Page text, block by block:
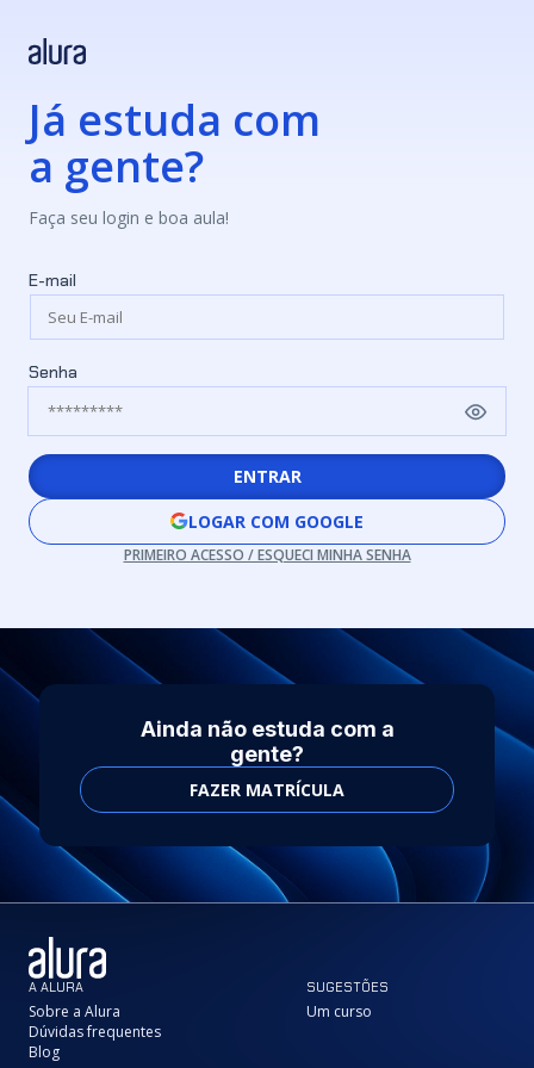
Já estuda com
a gente?
Faça seu login e boa aula!
E-mail
Senha
ENTRAR
LOGAR COM GOOGLE
PRIMEIRO ACESSO / ESQUECI MINHA SENHA
Ainda não estuda com a
gente?
FAZER MATRÍCULA
A ALURA
Sobre a Alura
Dúvidas frequentes
Blog
SUGESTÕES
Um curso